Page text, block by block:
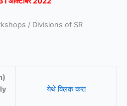
/ Divisions of SR
येथे क्लिक करा